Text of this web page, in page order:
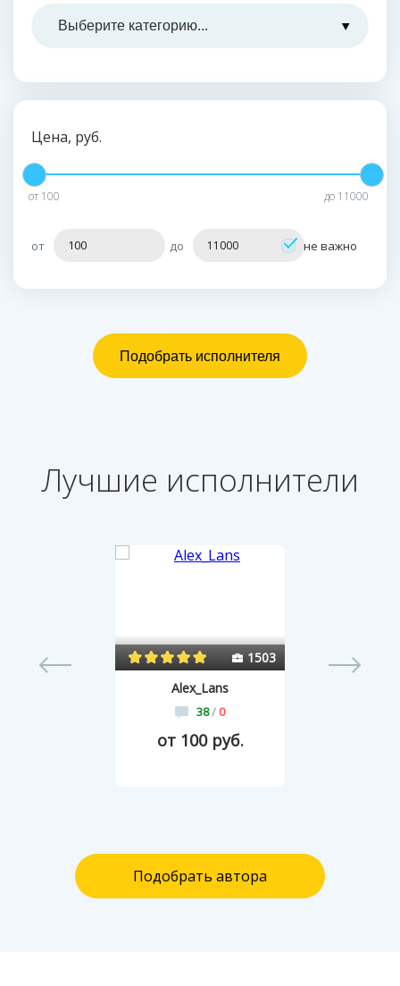
Цена, руб.
от 100 до 11000
от до не важно
Лучшие исполнители
1503
Alex_Lans
38/ 0
от 100 руб.
Подобрать автора